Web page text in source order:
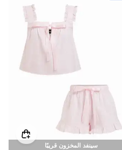
سينفد المخزون قريبًا